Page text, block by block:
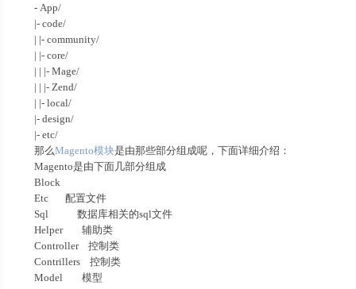
- App/
|- code/
| |- community/
| |- core/
| | |- Mage/
| | |- Zend/
| |- local/
|- design/
|- etc/
那么Magento模块是由那些部分组成呢，下面详细介绍：
Magento是由下面几部分组成
Block
Etc 配置文件
Sql 数据库相关的sql文件
Helper 辅助类
Controller 控制类
Contrillers 控制类
Model 模型